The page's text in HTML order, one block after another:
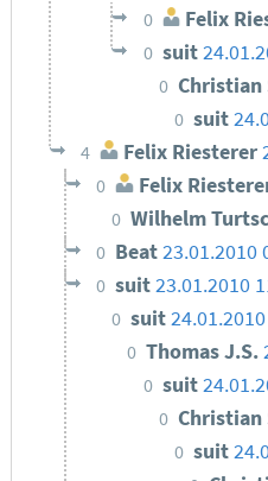
0 Felix
0 suit
0 Christian
0 suit
4 Felix Riesterer
0 Felix
0 Wilhelm
0 Beat23.01.2010
0 suit23.01.2010
0 suit
0 Thomas J.S.
0 suit
0 Christian
0 suit